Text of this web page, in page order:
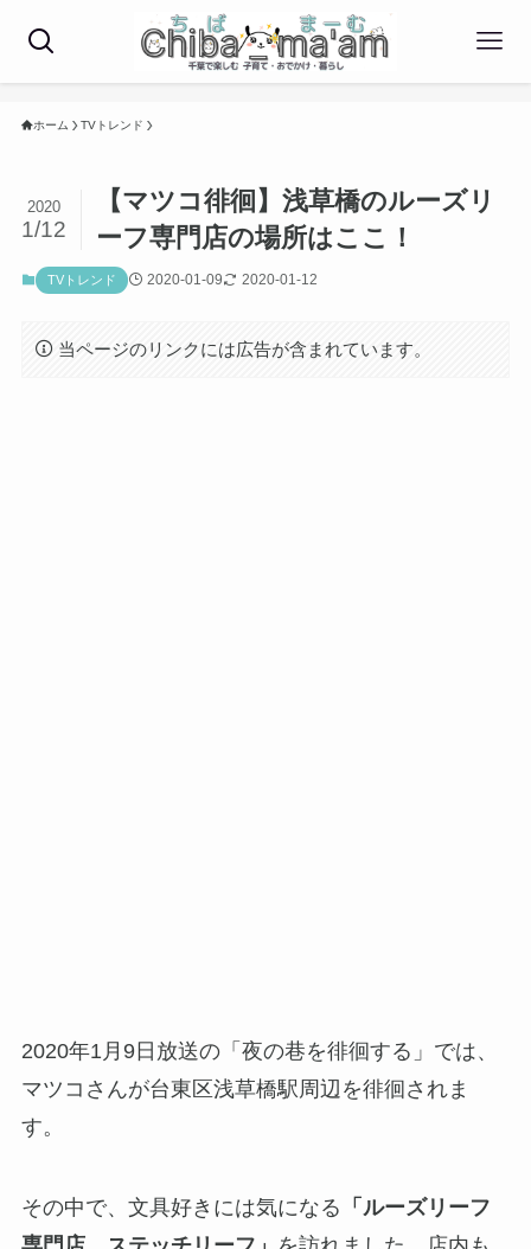
ホーム TVトレンド
【マツコ徘徊】浅草橋のルーズリ
ーフ専門店の場所はここ！
2020
1/12
TVトレンド 2020-01-09 2020-01-12
当ページのリンクには広告が含まれています。
2020年1月9日放送の「夜の巷を徘徊する」では、
マツコさんが台東区浅草橋駅周辺を徘徊されま
す。
その中で、文具好きには気になる 「ルーズリーフ